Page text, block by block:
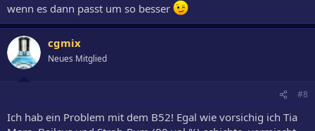
wenn es dann passt um so besser
cgmix
Neues Mitglied
#8
Ich hab ein Problem mit dem B52! Egal wie vorsichig ich Tia